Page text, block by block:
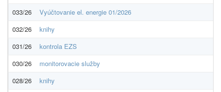
033/26
Vyúčtovanie el. energie 01/2026
032/26
knihy
031/26
kontrola EZS
030/26
monitorovacie služby
028/26
knihy